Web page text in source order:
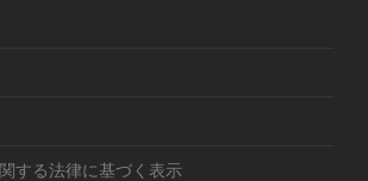
する法律に基づく表示